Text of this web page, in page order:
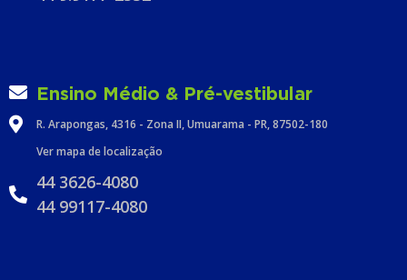
Ensino Médio & Pré-vestibular
R. Arapongas, 4316 - Zona II, Umuarama - PR, 87502-180
Ver mapa de localização
44 3626-4080
44 99117-4080